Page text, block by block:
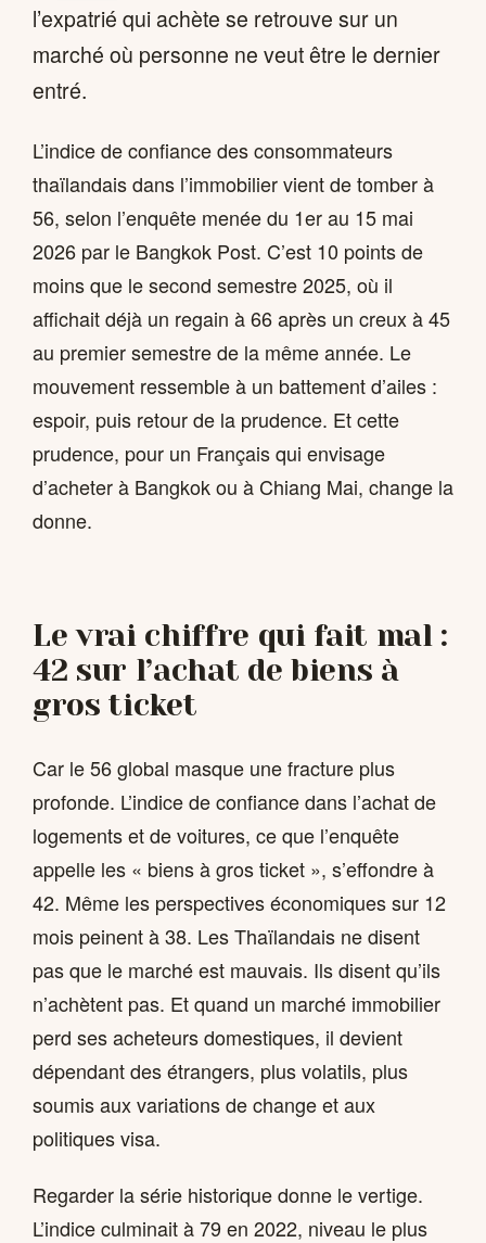
l’expatrié qui achète se retrouve sur un
marché où personne ne veut être le dernier
entré.
L’indice de confiance des consommateurs
thaïlandais dans l’immobilier vient de tomber à
56, selon l’enquête menée du 1er au 15 mai
2026 par le Bangkok Post. C’est 10 points de
moins que le second semestre 2025, où il
affichait déjà un regain à 66 après un creux à 45
au premier semestre de la même année. Le
mouvement ressemble à un battement d’ailes :
espoir, puis retour de la prudence. Et cette
prudence, pour un Français qui envisage
d’acheter à Bangkok ou à Chiang Mai, change la
donne.
Le vrai chiffre qui fait mal :
42 sur l’achat de biens à
gros ticket
Car le 56 global masque une fracture plus
profonde. L’indice de confiance dans l’achat de
logements et de voitures, ce que l’enquête
appelle les « biens à gros ticket », s’effondre à
42. Même les perspectives économiques sur 12
mois peinent à 38. Les Thaïlandais ne disent
pas que le marché est mauvais. Ils disent qu’ils
n’achètent pas. Et quand un marché immobilier
perd ses acheteurs domestiques, il devient
dépendant des étrangers, plus volatils, plus
soumis aux variations de change et aux
politiques visa.
Regarder la série historique donne le vertige.
L’indice culminait à 79 en 2022, niveau le plus